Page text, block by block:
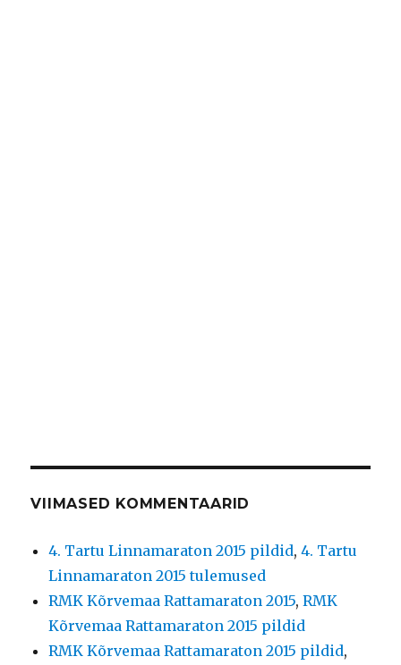
VIIMASED KOMMENTAARID
4. Tartu Linnamaraton 2015 pildid,4. Tartu
Linnamaraton 2015 tulemused
RMK Kõrvemaa Rattamaraton 2015,RMK
Kõrvemaa Rattamaraton 2015 pildid
RMK Kõrvemaa Rattamaraton 2015 pildid,